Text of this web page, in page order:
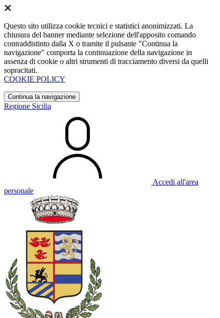
Questo sito utilizza cookie tecnici e statistici anonimizzati. La
chiusura del banner mediante selezione dell'apposito comando
contraddistinto dalla X o tramite il pulsante "Continua la
navigazione" comporta la continuazione della navigazione in
assenza di cookie o altri strumenti di tracciamento diversi da quelli
sopracitati.
COOKIE POLICY
Continua la navigazione
Regione Sicilia
Accedi all'area
personale